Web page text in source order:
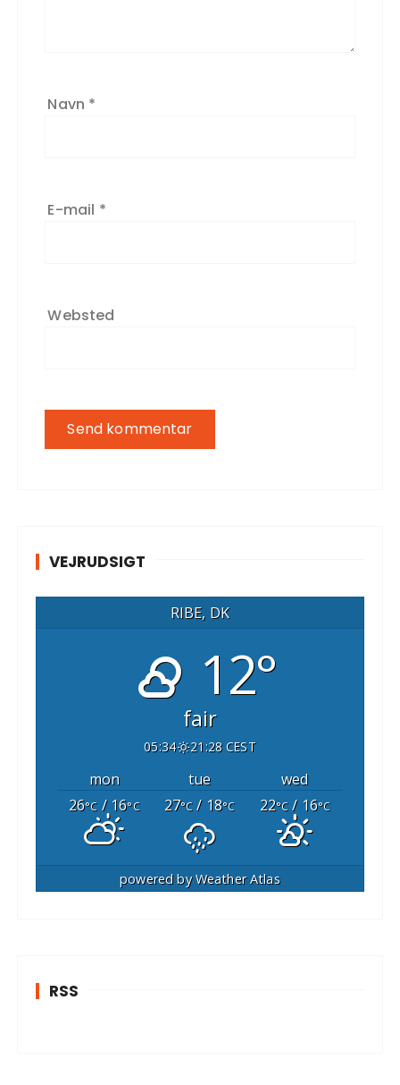
Navn *
E-mail *
Websted
VEJRUDSIGT
RIBE, DK
12°
fair
05:34 21:28 CEST
mon tue
wed
26°C / 16°C 27°C / 18°C 22°C / 16°C
powered byWeather Atlas
RSS